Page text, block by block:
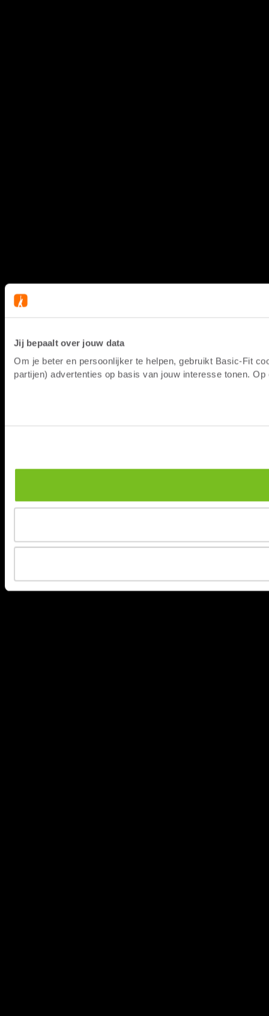
Jij bepaalt over jouw data
Om je beter en persoonlijker te helpen, gebruikt Basic-Fit
partijen) advertenties op basis van jouw interesse tonen.